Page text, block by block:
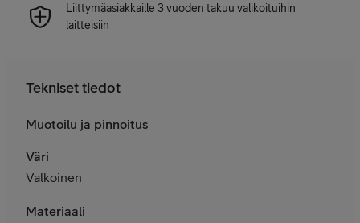
Liittymäasiakkaille 3 vuoden takuu valikoituihin
laitteisiin
Tekniset tiedot
Muotoilu ja pinnoitus
Väri
Valkoinen
Materiaali